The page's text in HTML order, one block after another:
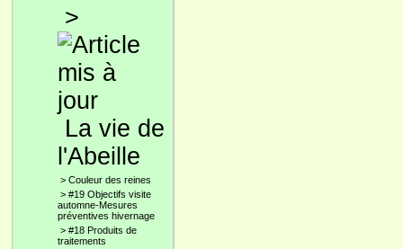
>
La vie de
l'Abeille
> Couleur des reines
> #19 Objectifs visite
automne-Mesures
préventives hivernage
> #18 Produits de
traitements